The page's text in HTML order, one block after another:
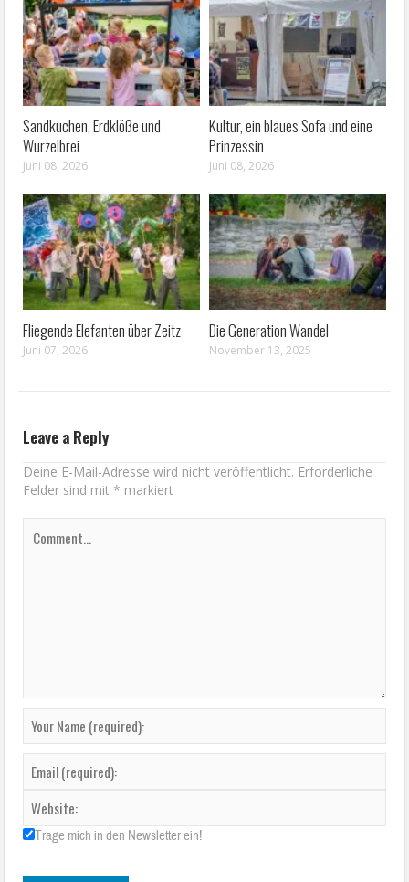
Sandkuchen, Erdklöße und
Wurzelbrei
Juni 08, 2026
Kultur, ein blaues Sofa und eine
Prinzessin
Juni 08, 2026
Fliegende Elefanten über Zeitz
Juni 07, 2026
Die Generation Wandel
November 13, 2025
Leave a Reply
Deine E-Mail-Adresse wird nicht veröffentlicht. Erforderliche
Felder sind mit* markiert
Trage mich in den Newsletter ein!